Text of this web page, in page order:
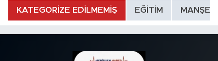
KATEGORİZE EDİLMEMİŞ EĞİTİM MANŞET